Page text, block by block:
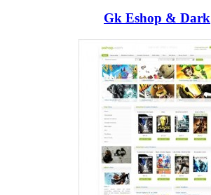
Gk Eshop & Dark